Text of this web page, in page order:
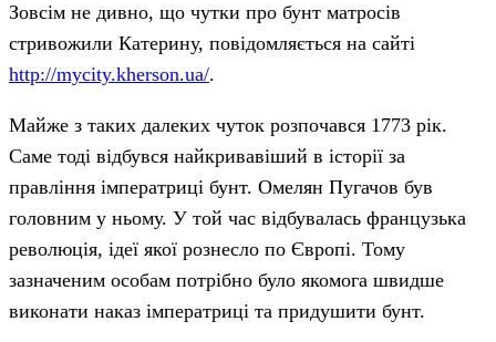
Зовсім не дивно, що чутки про бунт матросів
стривожили Катерину, повідомляється на сайті
http://mycity.kherson.ua/.
Майже з таких далеких чуток розпочався 1773 рік.
Саме тоді відбувся найкривавіший в історії за
правління імператриці бунт. Омелян Пугачов був
головним у ньому. У той час відбувалась французька
революція, ідеї якої рознесло по Європі. Тому
зазначеним особам потрібно було якомога швидше
виконати наказ імператриці та придушити бунт.